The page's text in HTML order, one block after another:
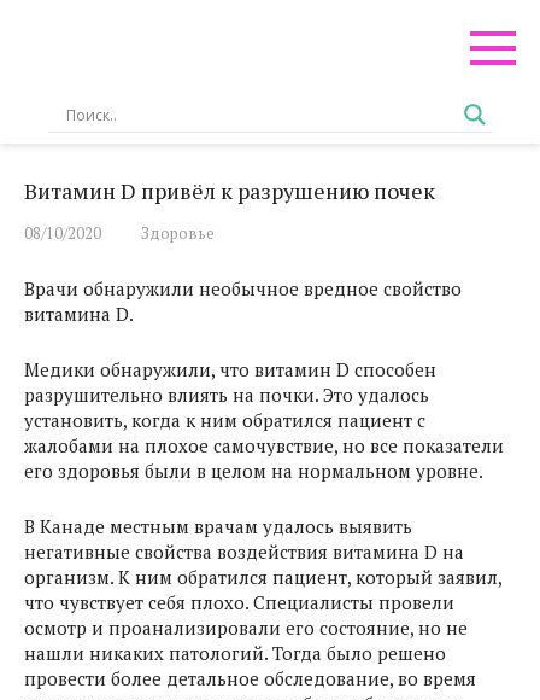
Витамин D привёл к разрушению почек
08/10/2020 Здоровье
Врачи обнаружили необычное вредное свойство
витамина D.
Медики обнаружили, что витамин D способен
разрушительно влиять на почки. Это удалось
установить, когда к ним обратился пациент с
жалобами на плохое самочувствие, но все показатели
его здоровья были в целом на нормальном уровне.
В Канаде местным врачам удалось выявить
негативные свойства воздействия витамина D на
организм. К ним обратился пациент, который заявил,
что чувствует себя плохо. Специалисты провели
осмотр и проанализировали его состояние, но не
нашли никаких патологий. Тогда было решено
провести более детальное обследование, во время